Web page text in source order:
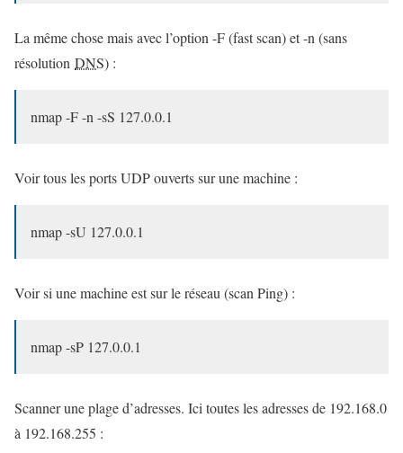
La même chose mais avec l’option -F (fast scan) et -n (sans
résolution DNS) :
nmap -F -n -sS 127.0.0.1
Voir tous les ports UDP ouverts sur une machine :
nmap -sU 127.0.0.1
Voir si une machine est sur le réseau (scan Ping) :
nmap -sP 127.0.0.1
Scanner une plage d’adresses. Ici toutes les adresses de 192.168.0
à 192.168.255 :